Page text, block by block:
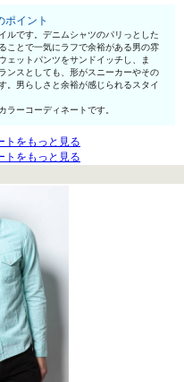
ポイント
ルです。デニムシャツのパリっとした
ことで一気にラフで余裕がある男の雰
ェットパンツをサンドイッチし、ま
ンスとしても、形がスニーカーやその
。男らしさと余裕が感じられるスタイ
ラーコーディネートです。
トをもっと見る
トをもっと見る